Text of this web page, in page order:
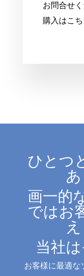
お問合せ
購入はこち
ひとつ
画一的
ではお
当社
お客様に最適な